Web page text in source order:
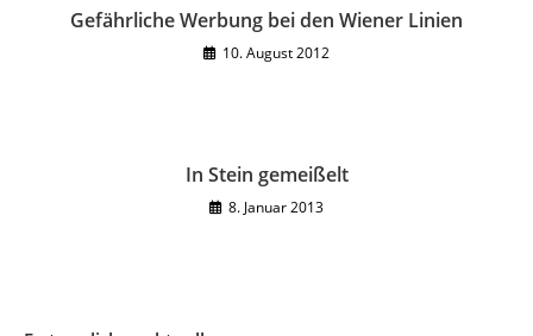
Gefährliche Werbung bei den Wiener Linien
10. August 2012
In Stein gemeißelt
8. Januar 2013